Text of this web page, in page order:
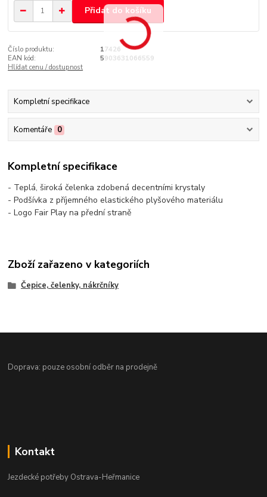
Přidat do košíku
Číslo produktu:
17426
EAN kód:
5903631066559
Hlídat cenu / dostupnost
Kompletní specifikace
Komentáře 0
Kompletní specifikace
- Teplá, široká čelenka zdobená decentními krystaly
- Podšívka z příjemného elastického plyšového materiálu
- Logo Fair Play na přední straně
Zboží zařazeno v kategoriích
Čepice, čelenky, nákrčníky
Doprava: pouze osobní odběr na prodejně
Kontakt
Jezdecké potřeby Ostrava-Heřmanice